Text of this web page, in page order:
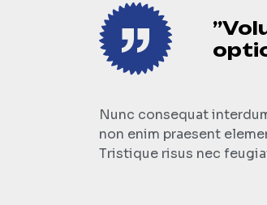
Nunc consequat
non enim praesent
Tristique risus nec